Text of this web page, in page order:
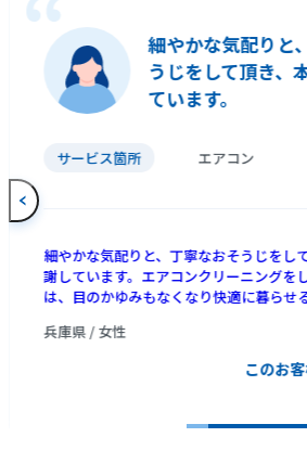
細やかな気配りと
うじをして頂き、
ています。
サービス箇所 エアコン
細やかな気配りと、丁寧なおそうじをし
謝しています。エアコンクリーニングを
は、目のかゆみもなくなり快適に暮らせ
兵庫県 / 女性
このお